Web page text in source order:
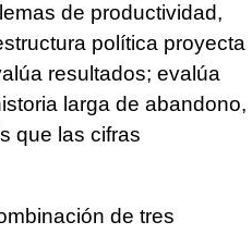
de productividad,
política proyecta
resultados; evalúa
larga de abandono,
que las cifras
de tres